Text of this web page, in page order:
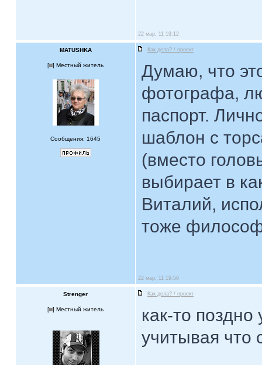
22 мар, 11 19:12
MATUSHKA Как дела? / проект
[ ] Местный житель
Сообщения: 1645
Думаю, что
фотографа,
паспорт.
шаблон с
(вместо
выбирает в
Виталий,
тоже
22 мар, 11 19:56
Strenger Как дела? / проект
[ ] Местный житель
как-то
учитывая что